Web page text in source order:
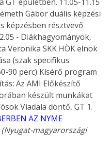
Gábor duális képzési
képzésben résztvevő
- Diákhagyományok,
Veronika SKK HÖK elnök
(szak specifikus
90 perc) Kísérő program
Az AMI Előkészítő
készült munkákat
Viadala döntő, GT 1.
AZ NYME
(Nyugat-magyarországi